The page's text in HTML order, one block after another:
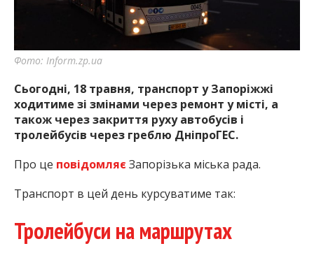
найважливішу інформацію про події
міста Запоріжжя та області.
Фото: Inform.zp.ua
Сьогодні, 18 травня, транспорт у Запоріжжі
ходитиме зі змінами через ремонт у місті, а
також через закриття руху автобусів і
тролейбусів через греблю ДніпроГЕС.
Про це повідомляє Запорізька міська рада.
Транспорт в цей день курсуватиме так:
Тролейбуси на маршрутах